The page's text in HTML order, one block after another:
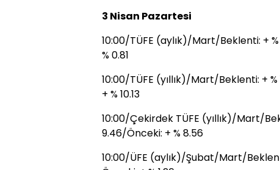
3 Nisan Pazartesi
10:00/TÜFE (aylık)/Mart/Beklenti: +
% 0.81
10:00/TÜFE (yıllık)/Mart/Beklenti: +
+ % 10.13
10:00/Çekirdek TÜFE (yıllık)/Mart/
9.46/Önceki: + % 8.56
10:00/ÜFE (aylık)/Şubat/Mart/